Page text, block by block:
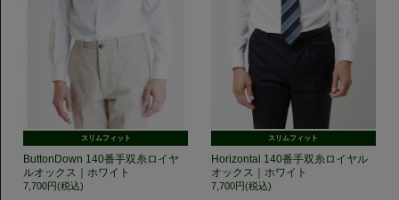
スリムフィット
ButtonDown 140番手双糸ロイヤ
ルオックス｜ホワイト
7,700円(税込)
スリムフィット
Horizontal 140番手双糸ロイヤル
オックス｜ホワイト
7,700円(税込)